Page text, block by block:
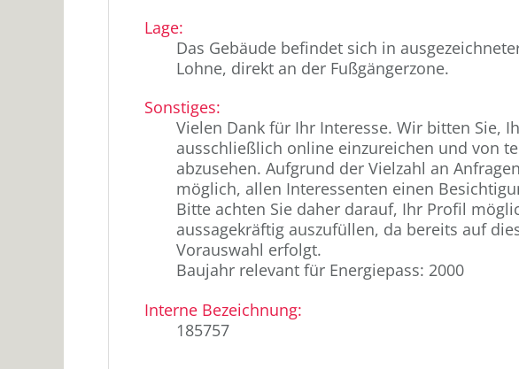
Lage:
Das Gebäude befindet sich in
Lohne, direkt an der Fußgängerzone.
Sonstiges:
Vielen Dank für Ihr Interesse. Wir bitten Sie,
ausschließlich online einzureichen und von
abzusehen. Aufgrund der Vielzahl an
möglich, allen Interessenten einen
Bitte achten Sie daher darauf, Ihr Profil
aussagekräftig auszufüllen, da bereits auf
Vorauswahl erfolgt.
Baujahr relevant für Energiepass: 2000
Interne Bezeichnung:
185757